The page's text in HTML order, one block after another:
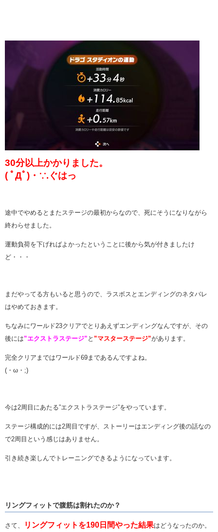
30分以上かかりました。
( ﾟДﾟ)・∵.ぐはっ
途中でやめるとまたステージの最初からなので、死にそうになりながら
終わらせました。
運動負荷を下げればよかったということに後から気が付きましたけ
ど・・・
まだやってる方もいると思うので、ラスボスとエンディングのネタバレ
はやめておきます。
ちなみにワールド23クリアでとりあえずエンディングなんですが、その
後には”エクストラステージ” と ”マスターステージ”があります。
完全クリアまではワールド69まであるんですよね。
(・ω・;)
今は2周目にあたる”エクストラステージ”をやっています。
ステージ構成的には2周目ですが、ストーリーはエンディング後の話なの
で2周目という感じはありません。
引き続き楽しんでトレーニングできるようになっています。
リングフィットで腹筋は割れたのか？
さて、 リングフィットを190日間やった結果はどうなったのか。